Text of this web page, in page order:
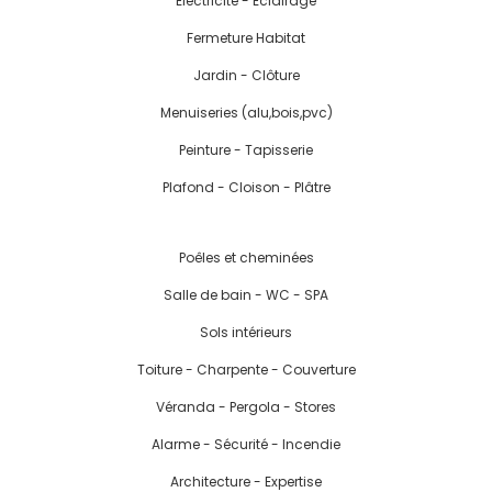
Fermeture Habitat
Jardin - Clôture
Menuiseries (alu,bois,pvc)
Peinture - Tapisserie
Plafond - Cloison - Plâtre
Poêles et cheminées
Salle de bain - WC - SPA
Sols intérieurs
Toiture - Charpente - Couverture
Véranda - Pergola - Stores
Alarme - Sécurité - Incendie
Architecture - Expertise